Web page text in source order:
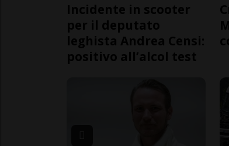
Incidente in scooter
per il deputato
leghista Andrea Censi:
positivo all’alcol test